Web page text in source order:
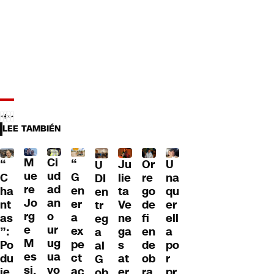
LEE TAMBIÉN
“
C
ha
nt
as
”:
Po
du
M
ue
re
Jo
rg
e
M
es
si,
Ci
ud
ad
an
o
ur
ug
ua
yo
“
G
en
er
a
ex
pe
ct
U
DI
en
tr
eg
a
al
G
Ju
lie
ta
Ve
ne
ga
s
at
Or
re
go
de
fi
en
de
ob
U
na
qu
er
ell
a
po
r